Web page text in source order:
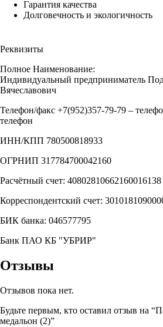
Гарантия качества
Долговечность и экологичность
Реквизиты
Полное Наименование:
Индивидуальный предприниматель
Вячеславович
Телефон/факс +7(952)357-79-79 –
телефон
ИНН/КПП 780500818933
ОГРНИП 317784700042160
Расчётный счет: 40802810662160016138
Корреспондентский счет:
БИК банка: 046577795
Банк ПАО КБ "УБРИР"
Отзывы
Отзывов пока нет.
Будьте первым, кто оставил отзыв на
медальон (2)”